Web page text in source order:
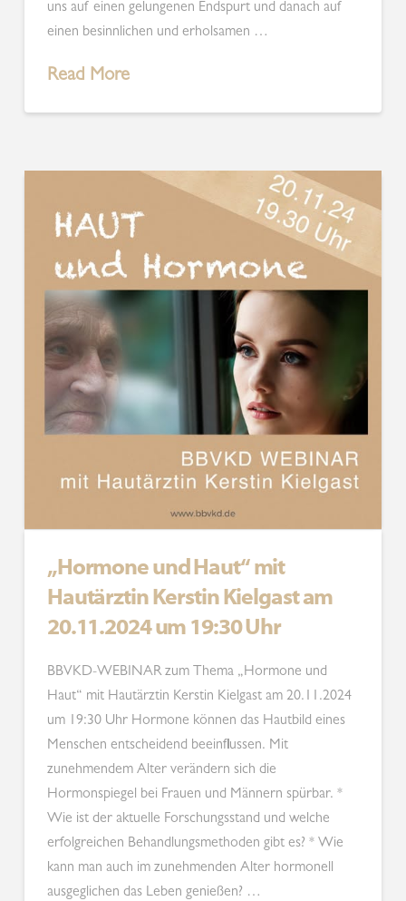
uns auf einen gelungenen Endspurt und danach auf
einen besinnlichen und erholsamen …
Read More
„Hormone und Haut“ mit
Hautärztin Kerstin Kielgast am
20.11.2024 um 19:30 Uhr
BBVKD-WEBINAR zum Thema „Hormone und
Haut“ mit Hautärztin Kerstin Kielgast am 20.11.2024
um 19:30 Uhr Hormone können das Hautbild eines
Menschen entscheidend beeinflussen. Mit
zunehmendem Alter verändern sich die
Hormonspiegel bei Frauen und Männern spürbar. *
Wie ist der aktuelle Forschungsstand und welche
erfolgreichen Behandlungsmethoden gibt es? * Wie
kann man auch im zunehmenden Alter hormonell
ausgeglichen das Leben genießen? …